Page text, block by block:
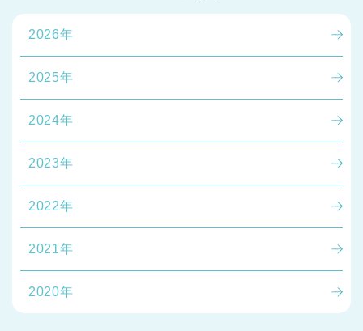
千葉県 全域
埼玉県 全域
兵庫県
2026年
2025年
2024年
2023年
2022年
2021年
2020年